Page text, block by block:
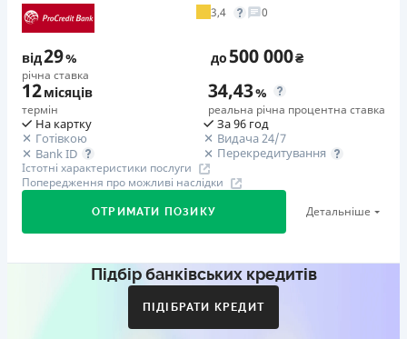
3,4 0
від29%
річна ставка
до500 000₴
12місяців
термін
34,43%
реальна річна процентна ставка
На картку
Готівкою
Bank ID
За 96 год
Видача 24/7
Перекредитування
Істотні характеристики послуги
Попередження про можливі наслідки
ОТРИМАТИ ПОЗИКУ Детальніше
Перший займ
вiд 29%/рік до 500 000 ₴
Додаткова комісія за дострокове погашення
Підбір банківських кредитів
ПІДІБРАТИ КРЕДИТ